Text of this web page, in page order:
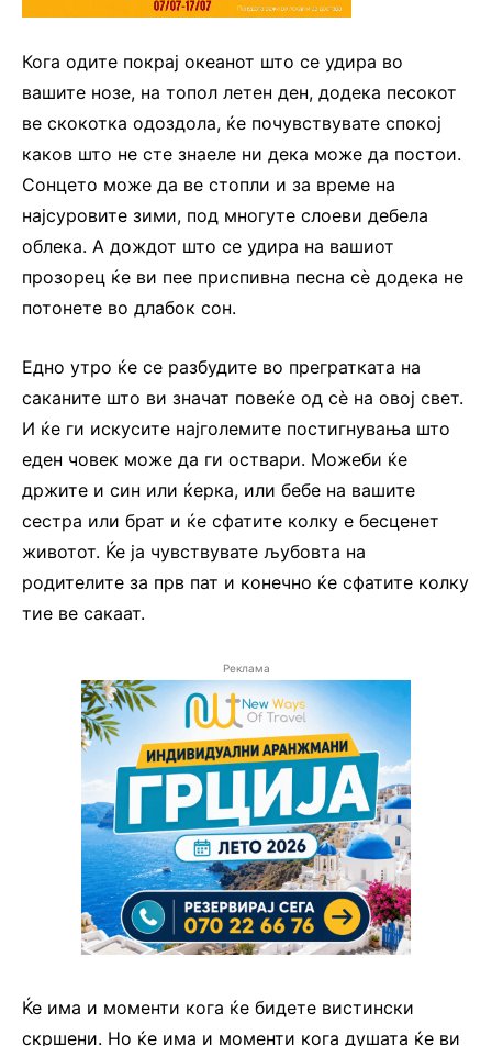
Кога одите покрај океанот што се удира во
вашите нозе, на топол летен ден, додека песокот
ве скокотка одоздола, ќе почувствувате спокој
каков што не сте знаеле ни дека може да постои.
Сонцето може да ве стопли и за време на
најсуровите зими, под многуте слоеви дебела
облека. А дождот што се удира на вашиот
прозорец ќе ви пее приспивна песна сѐ додека не
потонете во длабок сон.
Едно утро ќе се разбудите во прегратката на
саканите што ви значат повеќе од сѐ на овој свет.
И ќе ги искусите најголемите постигнувања што
еден човек може да ги оствари. Можеби ќе
држите и син или ќерка, или бебе на вашите
сестра или брат и ќе сфатите колку е бесценет
животот. Ќе ја чувствувате љубовта на
родителите за прв пат и конечно ќе сфатите колку
тие ве сакаат.
Реклама
Ќе има и моменти кога ќе бидете вистински
скршени. Но ќе има и моменти кога душата ќе ви